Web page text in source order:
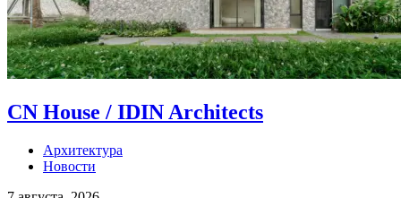
CN House / IDIN Architects
Архитектура
Новости